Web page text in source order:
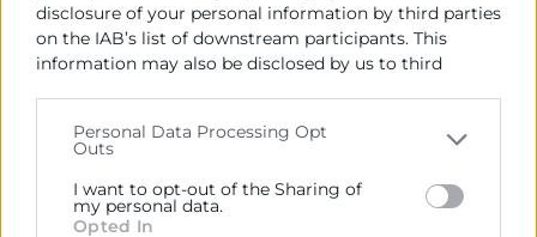
disclosure of your personal information by third parties
on the IAB’s list of downstream participants. This
information may also be disclosed by us to third
Please note that this website/app uses one or more
Google services and may gather and store information
including but not limited to your visit or usage
behaviour. You may click to grant or deny consent to
Personal Data Processing Opt
Outs
I want to opt-out of the Sharing of
my personal data.
Opted In
Optimizar el fondo de maniobra no
significa únicamente reducir costes o
acelerar cobros, sino encontrar el
equilibrio entre liquidez, rentabilidad y
operatividad.
Estas son las principales estrategias para